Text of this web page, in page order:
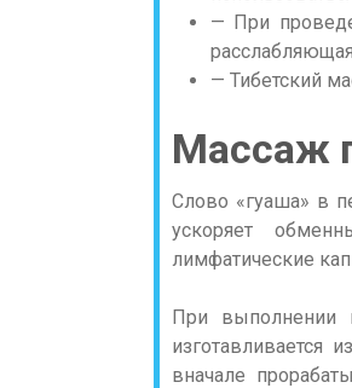
— При
— Тибетский
Массаж
Слово «гуаша» в
ускоряет
лимфатические
При выполнении
изготавливается
вначале